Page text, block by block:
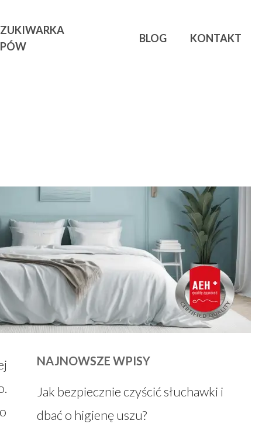
BLOG KONTAKT
NAJNOWSZE WPISY
Jak bezpiecznie czyścić słuchawki i
dbać o higienę uszu?